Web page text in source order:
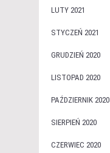
LUTY 2021
STYCZEŃ 2021
GRUDZIEŃ 2020
LISTOPAD 2020
PAŹDZIERNIK 2020
SIERPIEŃ 2020
CZERWIEC 2020